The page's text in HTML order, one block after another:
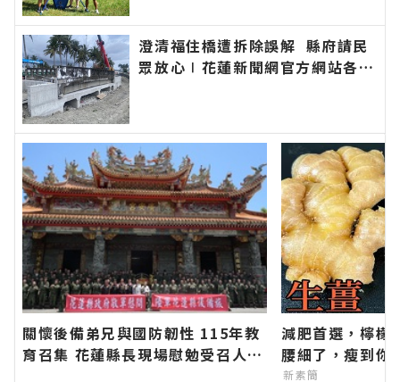
訊！
澄清福住橋遭拆除誤解 縣府請民
眾放心∣花蓮新聞網官方網站各類
關懷後備弟兄與國防韌性 115年教
育召集 花蓮縣長現場慰勉受召人員
減肥首選，檸檬
腰細了，瘦到你
新素簡